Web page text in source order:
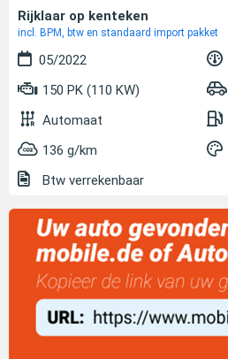
Rijklaar op kenteken
incl. BPM, btw en standaard import pakket
05/2022
150 PK (110 KW)
Automaat
136 g/km
Btw verrekenbaar